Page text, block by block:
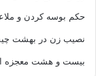
حکم بوسه کردن و
نصیب زن در بهشت
بیست و هشت معجزه